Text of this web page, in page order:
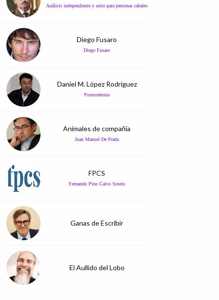
Análisis independiente y serio para personas cabales
Diego Fusaro
Diego Fusaro
Daniel M. López Rodríguez
Posmodernia
Animales de compañía
Juan Manuel De Prada
FPCS
Fernando Pino Calvo Sotelo
Ganas de Escribir
El Aullido del Lobo